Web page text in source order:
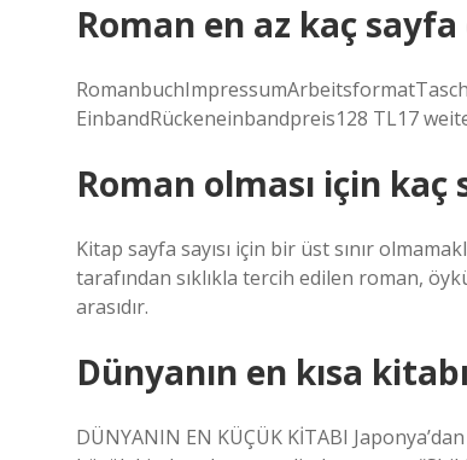
Roman en az kaç
EinbandRückeneinbandpreis128 TL17
Roman olması için kaç
Kitap sayfa sayısı için bir üst sınır
tarafından sıklıkla tercih edilen roman,
arasıdır.
Dünyanın en kısa
DÜNYANIN EN KÜÇÜK KİTABI